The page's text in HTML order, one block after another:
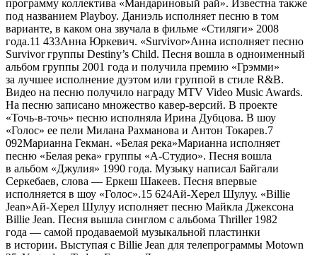
программу коллектива «Мандариновый рай». Известна также
под названием Playboy. Даниэль исполняет песню в том
варианте, в каком она звучала в фильме «Стиляги» 2008
года.11 433Анна Юркевич. «Survivor»Анна исполняет песню
Survivor группы Destiny’s Child. Песня вошла в одноименный
альбом группы 2001 года и получила премию «Грэмми»
за лучшее исполнение дуэтом или группой в стиле R&B.
Видео на песню получило награду MTV Video Music Awards.
На песню записано множество кавер-версий. В проекте
«Точь-в-точь» песню исполняла Ирина Дубцова. В шоу
«Голос» ее пели Милана Рахманова и Антон Токарев.7
092Марианна Гекман. «Белая река»Марианна исполняет
песню «Белая река» группы «А-Студио». Песня вошла
в альбом «Джулия» 1990 года. Музыку написал Байгали
Серкебаев, слова — Еркеш Шакеев. Песня впервые
исполняется в шоу «Голос».15 624Ай-Херел Шулуу. «Billie
Jean»Ай-Херел Шулуу исполняет песню Майкла Джексона
Billie Jean. Песня вышла синглом с альбома Thriller 1982
года — самой продаваемой музыкальной пластинки
в истории. Выступая с Billie Jean для телепрограммы Motown